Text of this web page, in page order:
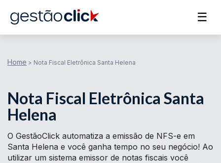
☰
Home > Nota Fiscal Eletrônica Santa Helena
Nota Fiscal Eletrônica Santa
Helena
O GestãoClick automatiza a emissão de NFS-e em
Santa Helena e você ganha tempo no seu negócio! Ao
utilizar um sistema emissor de notas fiscais você